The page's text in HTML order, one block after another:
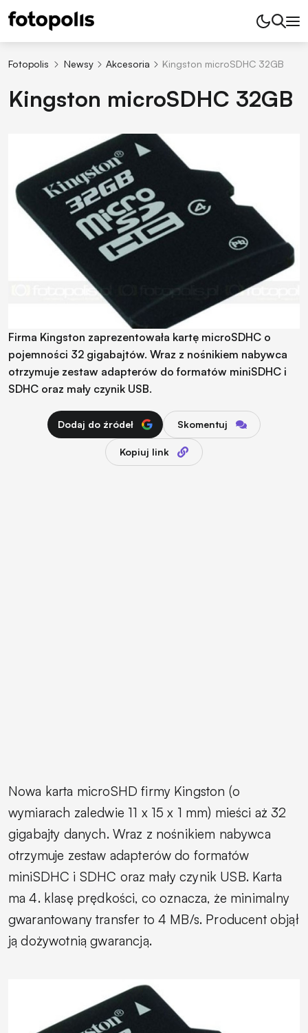
Fotopolis Newsy Akcesoria Kingston microSDHC 32GB
Kingston microSDHC 32GB
Firma Kingston zaprezentowała kartę microSDHC o
pojemności 32 gigabajtów. Wraz z nośnikiem nabywca
otrzymuje zestaw adapterów do formatów miniSDHC i
SDHC oraz mały czynik USB.
Dodaj do źródeł Skomentuj
Kopiuj link
Nowa karta microSHD firmy Kingston (o
wymiarach zaledwie 11 x 15 x 1 mm) mieści aż 32
gigabajty danych. Wraz z nośnikiem nabywca
otrzymuje zestaw adapterów do formatów
miniSDHC i SDHC oraz mały czynik USB. Karta
ma 4. klasę prędkości, co oznacza, że minimalny
gwarantowany transfer to 4 MB/s. Producent objął
ją dożywotnią gwarancją.